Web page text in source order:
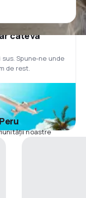
câteva
Spune-ne unde
de rest.
noastre